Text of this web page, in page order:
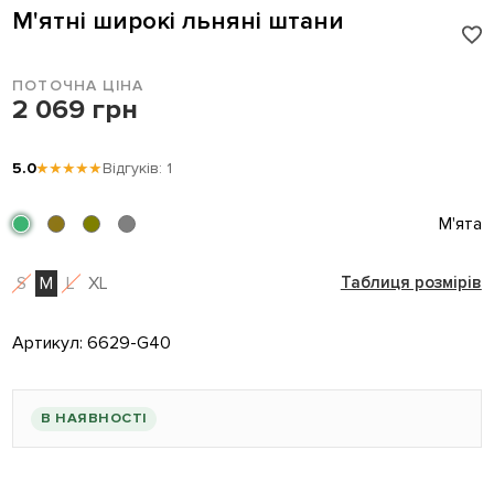
М'ятні широкі льняні штани
ПОТОЧНА ЦІНА
2 069 грн
5.0★★★★★Відгуків: 1
М'ята
S M L XL Таблиця розмірів
Артикул:6629-G40
В НАЯВНОСТІ